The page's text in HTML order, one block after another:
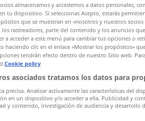
kert és barkácsolásGyógyszertárak
almacenamos y accedemos a datos personales,
tu dispositivo. Si seleccionas Acepto, estarás
que se muestran en «nosotros y nuestros
rastreadores, parte del contenido y los anuncios
a acceder a este menú para cambiar tus opciones o
clic en el enlace «Mostrar los propósitos»
tendrán efecto dentro de nuestro Sitio web.
Cookie policy
asociados tratamos los datos para
precisa. Analizar activamente las características del
en un dispositivo y/o acceder a ella. Publicidad y
y contenido, investigación de audiencia y desarrollo